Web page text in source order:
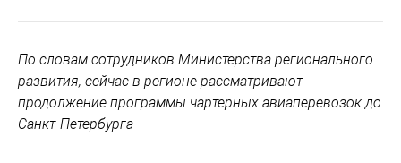
По словам сотрудников Министерства регионального
развития, сейчас в регионе рассматривают
продолжение программы чартерных авиаперевозок до
Санкт-Петербурга